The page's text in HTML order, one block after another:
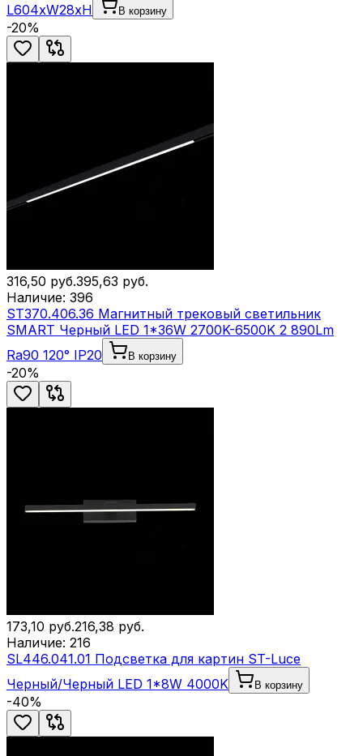
L604xW28xH В корзину
-20%
316,50 руб.395,63 руб.
Наличие: 396
ST370.406.36 Магнитный трековый светильник
SMART Черный LED 1*36W 2700K-6500K 2 890Lm
Ra90 120° IP20
В корзину
-20%
173,10 руб.216,38 руб.
Наличие: 216
SL446.041.01 Подсветка для картин ST-Luce
Черный/Черный LED 1*8W 4000K
В корзину
-40%